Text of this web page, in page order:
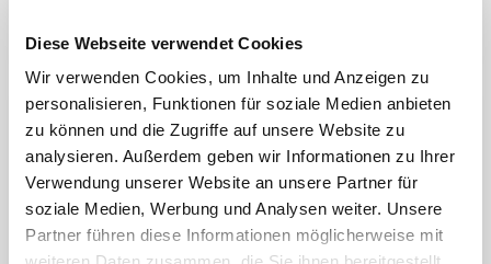
Diese Webseite verwendet Cookies
Wir verwenden Cookies, um Inhalte und Anzeigen zu
personalisieren, Funktionen für soziale Medien anbieten
zu können und die Zugriffe auf unsere Website zu
analysieren. Außerdem geben wir Informationen zu Ihrer
Verwendung unserer Website an unsere Partner für
soziale Medien, Werbung und Analysen weiter. Unsere
Partner führen diese Informationen möglicherweise mit
Zur Wahlurne